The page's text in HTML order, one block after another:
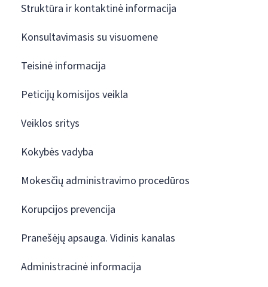
Struktūra ir kontaktinė informacija
Konsultavimasis su visuomene
Teisinė informacija
Peticijų komisijos veikla
Veiklos sritys
Kokybės vadyba
Mokesčių administravimo procedūros
Korupcijos prevencija
Pranešėjų apsauga. Vidinis kanalas
Administracinė informacija